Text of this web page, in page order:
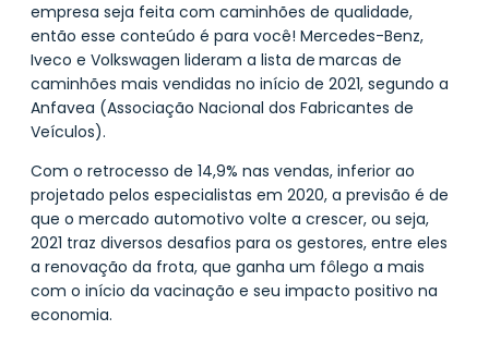
empresa seja feita com caminhões de qualidade,
então esse conteúdo é para você! Mercedes-Benz,
Iveco e Volkswagen lideram a lista de marcas de
caminhões mais vendidas no início de 2021, segundo a
Anfavea (Associação Nacional dos Fabricantes de
Veículos).
Com o retrocesso de 14,9% nas vendas, inferior ao
projetado pelos especialistas em 2020, a previsão é de
que o mercado automotivo volte a crescer, ou seja,
2021 traz diversos desafios para os gestores, entre eles
a renovação da frota, que ganha um fôlego a mais
com o início da vacinação e seu impacto positivo na
economia.